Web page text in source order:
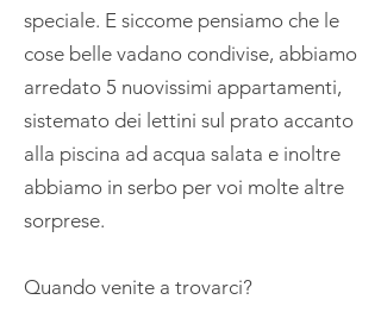
speciale. E siccome pensiamo che le
cose belle vadano condivise, abbiamo
arredato 5 nuovissimi appartamenti,
sistemato dei lettini sul prato accanto
alla piscina ad acqua salata e inoltre
abbiamo in serbo per voi molte altre
sorprese.
Quando venite a trovarci?